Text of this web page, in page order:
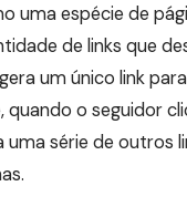
uma espécie de
de links que
um único link
quando o seguidor
uma série de outros